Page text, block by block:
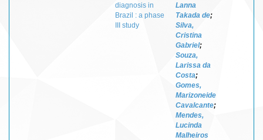
diagnosis in
Brazil : a phase
III study
Lanna
Takada de;
Silva,
Cristina
Gabriel;
Souza,
Larissa da
Costa;
Gomes,
Marizoneide
Cavalcante;
Mendes,
Lucinda
Malheiros